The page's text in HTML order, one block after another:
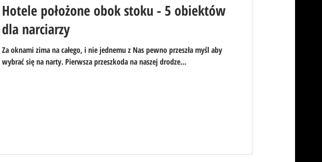
Hotele położone obok stoku - 5 obiektów
dla narciarzy
Za oknami zima na całego, i nie jednemu z Nas pewno przeszła myśl aby
wybrać się na narty. Pierwsza przeszkoda na naszej drodze...